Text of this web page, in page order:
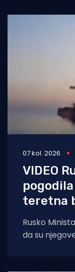
07 kol. 2026
VIDEO
teretna
Rusko
da su